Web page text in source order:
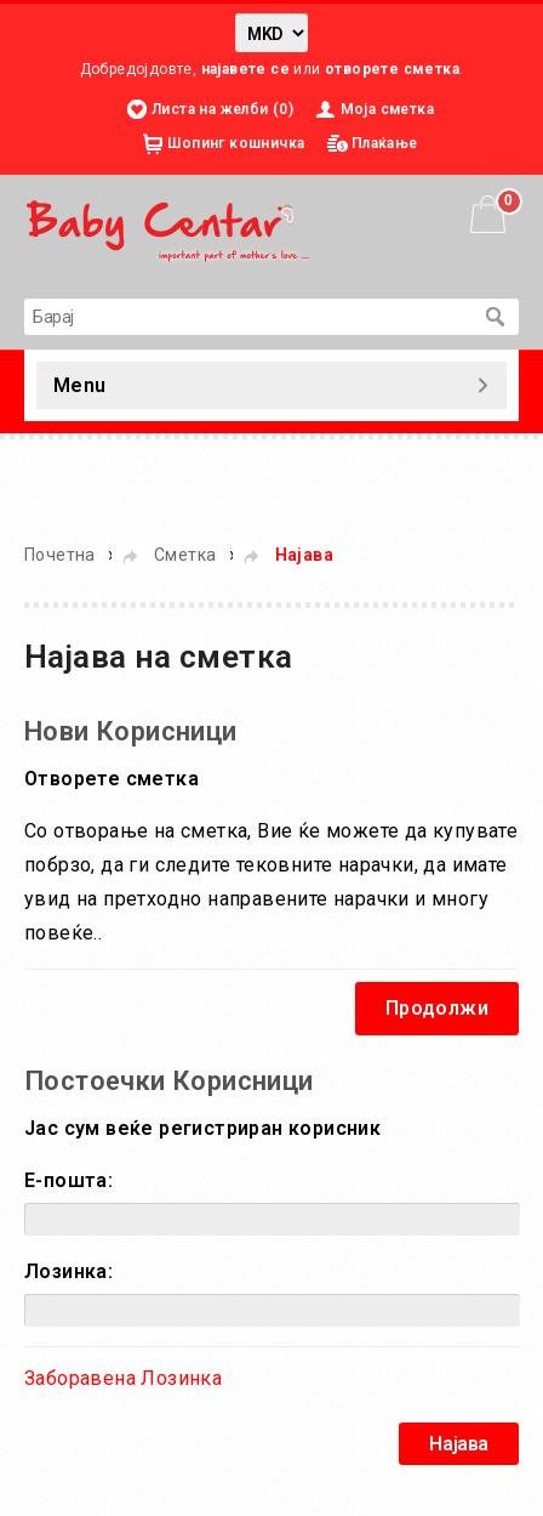
Добредојдовте, најавете се или отворете сметка.
Листа на желби (0)
Моја сметка
Шопинг кошничка
Плаќање
0
Menu
Почетна » Сметка » Најава
Најава на сметка
Нови Корисници
Отворете сметка
Со отворање на сметка, Вие ќе можете да купувате
побрзо, да ги следите тековните нарачки, да имате
увид на претходно направените нарачки и многу
повеќе..
Продолжи
Постоечки Корисници
Јас сум веќе регистриран корисник
Е-пошта:
Лозинка:
Заборавена Лозинка